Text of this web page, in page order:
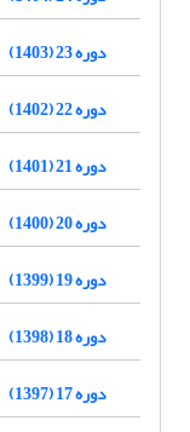
دوره 23 (1403)
دوره 22 (1402)
دوره 21 (1401)
دوره 20 (1400)
دوره 19 (1399)
دوره 18 (1398)
دوره 17 (1397)